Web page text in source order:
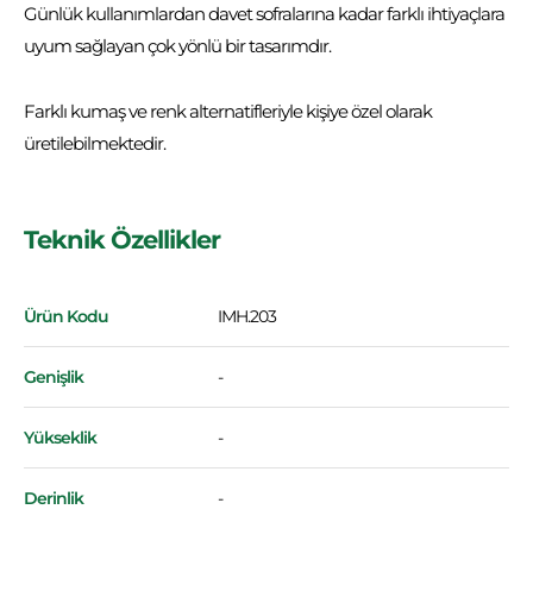
Günlük kullanımlardan davet sofralarına kadar farklı ihtiyaçlara
uyum sağlayan çok yönlü bir tasarımdır.
Farklı kumaş ve renk alternatifleriyle kişiye özel olarak
üretilebilmektedir.
Teknik Özellikler
Ürün Kodu IMH.203
Genişlik -
Yükseklik -
Derinlik -